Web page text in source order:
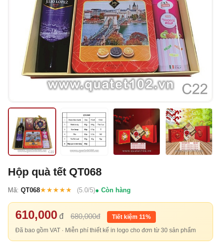
Hộp quà tết QT068
Mã: QT068★★★★★ (5.0/5) Còn hàng
610,000 đ 680,000đ
Tiết kiệm 11%
Đã bao gồm VAT · Miễn phí thiết kế in logo cho đơn từ 30 sản phẩm